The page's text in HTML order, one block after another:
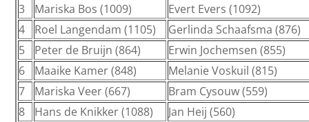
3
Mariska Bos (1009)
Evert Evers (1092)
4
Roel Langendam (1105)
Gerlinda Schaafsma (876)
5
Peter de Bruijn (864)
Erwin Jochemsen (855)
6
Maaike Kamer (848)
Melanie Voskuil (815)
7
Mariska Veer (667)
Bram Cysouw (559)
8
Hans de Knikker (1088)
Jan Heij (560)